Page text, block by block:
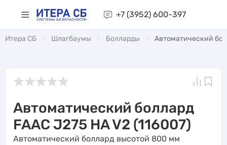
+7 (3952) 600-397
Итера СБ Шлагбаумы Болларды Автоматический
Автоматический боллард
FAAC J275 HA V2 (116007)
Автоматический боллард высотой 800 мм